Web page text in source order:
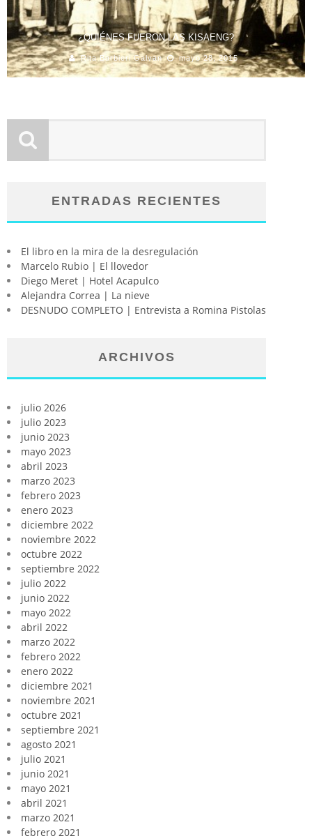
¿QUIÉNES FUERON LAS KISAENG?
Rita Barbieri Galvan mayo 28, 2015
ENTRADAS RECIENTES
El libro en la mira de la desregulación
Marcelo Rubio | El llovedor
Diego Meret | Hotel Acapulco
Alejandra Correa | La nieve
DESNUDO COMPLETO | Entrevista a Romina Pistolas
ARCHIVOS
julio 2026
julio 2023
junio 2023
mayo 2023
abril 2023
marzo 2023
febrero 2023
enero 2023
diciembre 2022
noviembre 2022
octubre 2022
septiembre 2022
julio 2022
junio 2022
mayo 2022
abril 2022
marzo 2022
febrero 2022
enero 2022
diciembre 2021
noviembre 2021
octubre 2021
septiembre 2021
agosto 2021
julio 2021
junio 2021
mayo 2021
abril 2021
marzo 2021
febrero 2021